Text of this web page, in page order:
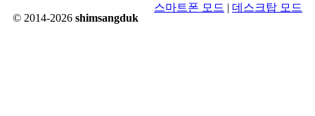
© 2014-2026 shimsangduk
스마트폰 모드 | 데스크탑 모드